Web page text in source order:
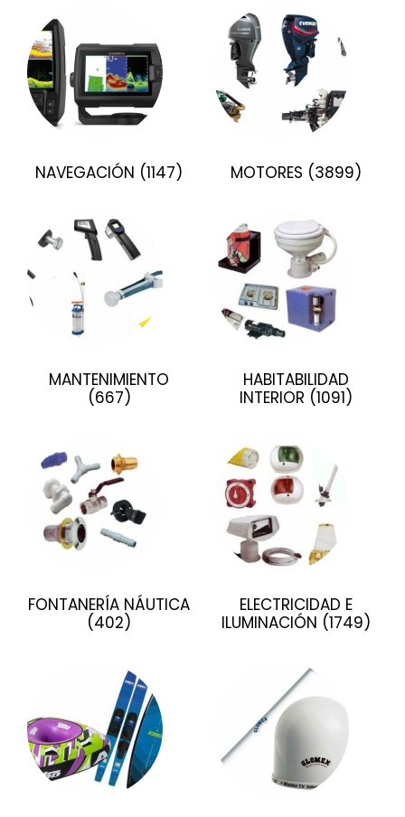
NAVEGACIÓN (1147) MOTORES (3899)
MANTENIMIENTO
(667)
HABITABILIDAD
INTERIOR (1091)
FONTANERÍA NÁUTICA
(402)
ELECTRICIDAD E
ILUMINACIÓN (1749)